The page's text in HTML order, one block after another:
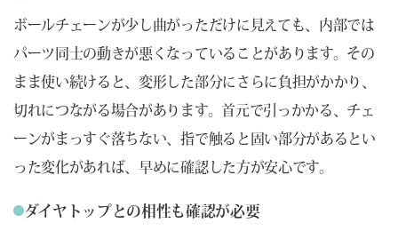
ボールチェーンが少し曲がっただけに見えても、内部では
パーツ同士の動きが悪くなっていることがあります。その
まま使い続けると、変形した部分にさらに負担がかかり、
切れにつながる場合があります。首元で引っかかる、チェ
ーンがまっすぐ落ちない、指で触ると固い部分があるとい
った変化があれば、早めに確認した方が安心です。
ダイヤトップとの相性も確認が必要